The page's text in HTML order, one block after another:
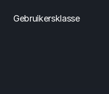
Gebruikersklasse